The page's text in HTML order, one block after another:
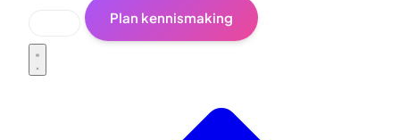
Plan kennismaking